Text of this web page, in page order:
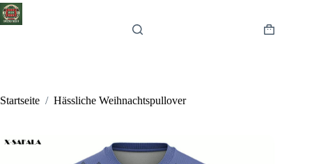
Zum
Inhalt
Warenkorb
Startseite / Hässliche Weihnachtspullover